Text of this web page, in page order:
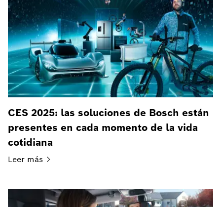
CES 2025: las soluciones de Bosch están
presentes en cada momento de la vida
cotidiana
Leer más